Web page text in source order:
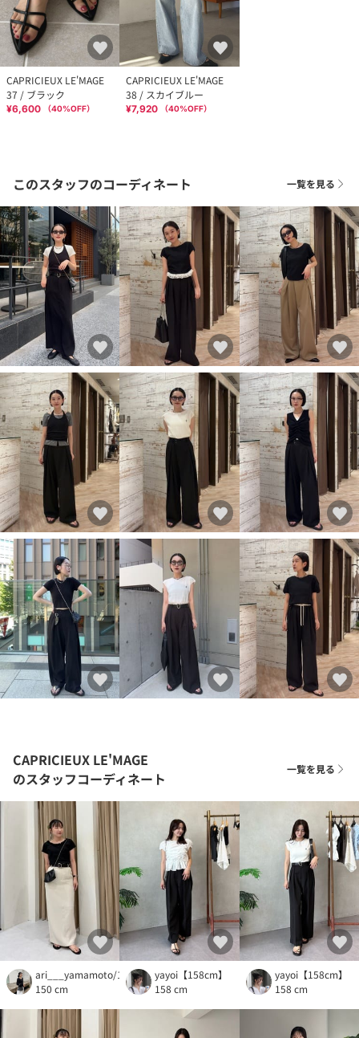
CAPRICIEUX LE'MAGE
37 / ブラック
¥6,600 （40%OFF）
CAPRICIEUX LE'MAGE
38 / スカイブルー
¥7,920 （40%OFF）
このスタッフのコーディネート 一覧を見る
CAPRICIEUX LE'MAGE
のスタッフコーディネート
一覧を見る
ari___yamamoto/150cm
150 cm
yayoi【158cm】
158 cm
yayoi【158cm】
158 cm